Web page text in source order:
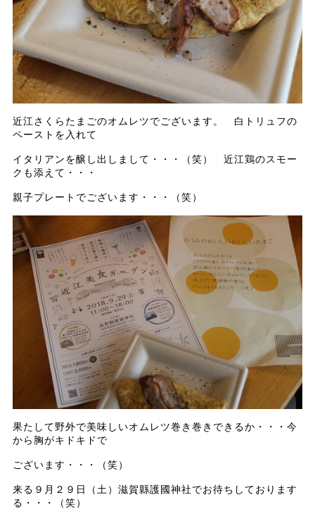
近江さくらたまごのオムレツでございます。 白トリュフの
ペーストを入れて
イタリアンを醸し出しまして・・・（笑） 近江鶏のスモー
クも添えて・・・
親子プレートでございます・・・（笑）
果たして野外で美味しいオムレツ巻き巻きできるか・・・今
から胸がキドキドで
ございます・・・（笑）
来る９月２９日（土）滋賀縣護國神社でお待ちしております
る・・・（笑）